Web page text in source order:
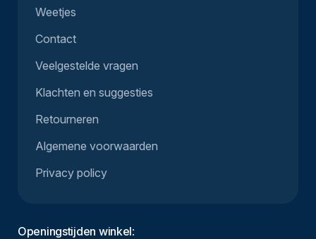
Weetjes
Contact
Veelgestelde vragen
Klachten en suggesties
Retourneren
Algemene voorwaarden
Privacy policy
Openingstijden winkel: